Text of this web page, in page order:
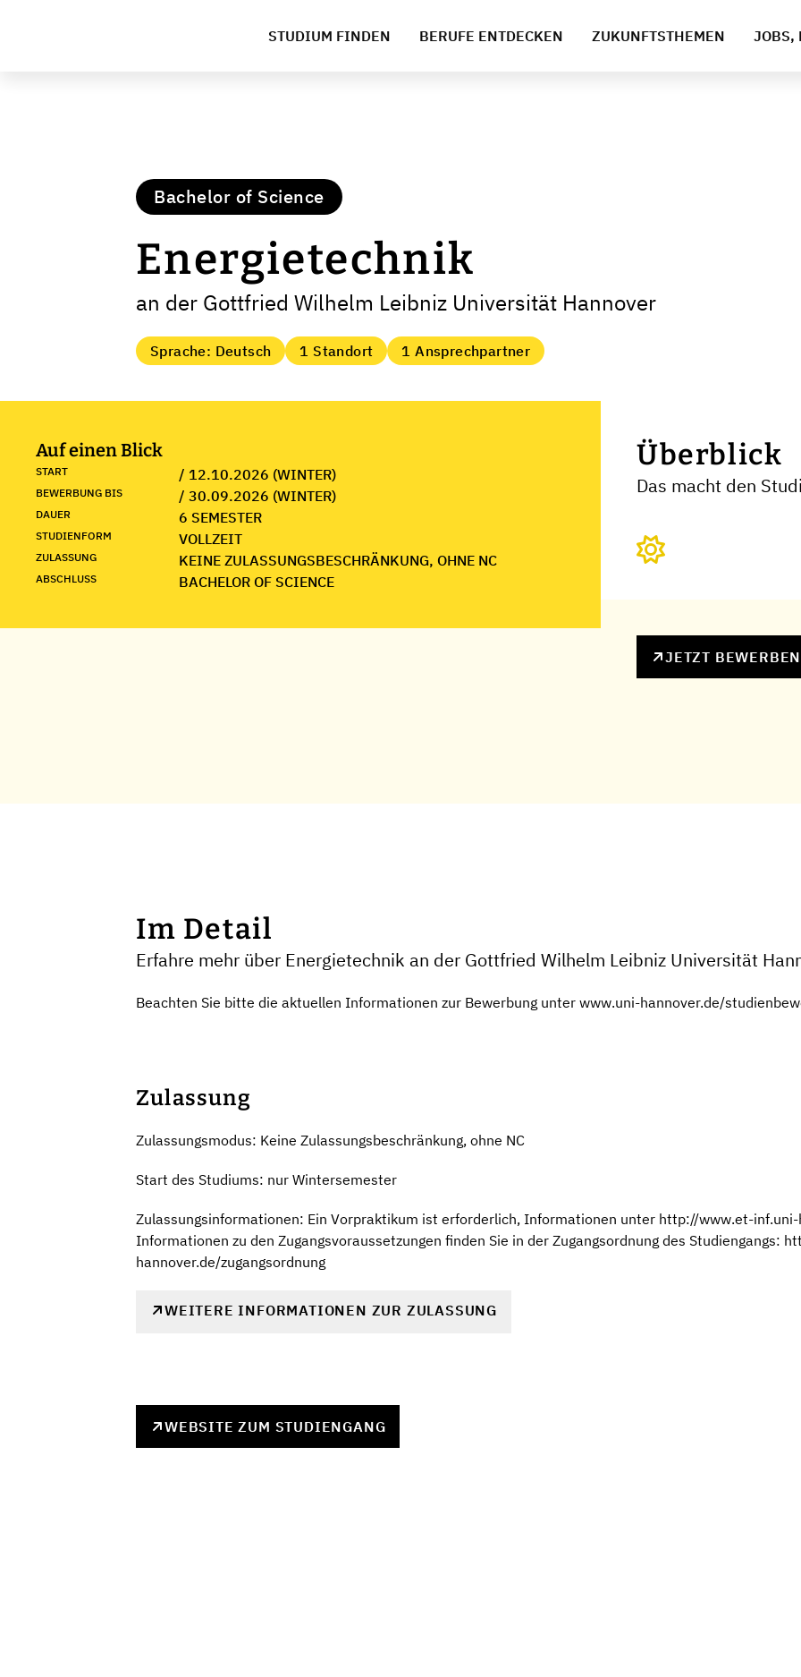
STUDIUM FINDEN BERUFE ENTDECKEN ZUKUNFTSTHEMEN JOBS,
Bachelor of Science
Energietechnik
an der Gottfried Wilhelm Leibniz Universität Hannover
Sprache: Deutsch 1 Standort 1 Ansprechpartner
Auf einen Blick
START / 12.10.2026 (WINTER)
BEWERBUNG BIS / 30.09.2026 (WINTER)
DAUER 6 SEMESTER
STUDIENFORM VOLLZEIT
ZULASSUNG KEINE ZULASSUNGSBESCHRÄNKUNG, OHNE NC
ABSCHLUSS BACHELOR OF SCIENCE
Überblick
Das macht den
JETZT BEWERBEN
Im Detail
Erfahre mehr über Energietechnik an der Gottfried Wilhelm Leibniz Universität
Beachten Sie bitte die aktuellen Informationen zur Bewerbung unter www.uni-hannover.de/
Zulassung
Zulassungsmodus: Keine Zulassungsbeschränkung, ohne NC
Start des Studiums: nur Wintersemester
Zulassungsinformationen: Ein Vorpraktikum ist erforderlich, Informationen unter http://www.et-
Informationen zu den Zugangsvoraussetzungen finden Sie in der Zugangsordnung des Studiengangs:
hannover.de/zugangsordnung
WEITERE INFORMATIONEN ZUR ZULASSUNG
WEBSITE ZUM STUDIENGANG